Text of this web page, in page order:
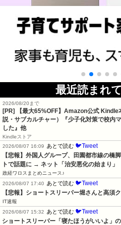
最近読まれ
2026/08/20まで
[PR]
【最大65%OFF】Amazon公式
説・サブカルチャー）『少子化対策で校内
した』他
Kindleストア
2026/08/07 16:09
あとで読む 🐦Tweet
【悲報】外国人グループ、田園都市線の橋
トで話題に → ネット「治安悪化の始まり」
政経ワロスまとめニュース♪
2026/08/07 17:40
あとで読む 🐦Tweet
【悲報】ショートスリーパー堀さんと高須
IT速報
2026/08/07 15:32
あとで読む 🐦Tweet
ショートスリーパー「寝たほうがいいよ」